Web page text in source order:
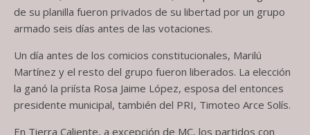
de su planilla fueron privados de su libertad por un grupo
armado seis días antes de las votaciones.
Un día antes de los comicios constitucionales, Marilú
Martínez y el resto del grupo fueron liberados. La elección
la ganó la priísta Rosa Jaime López, esposa del entonces
presidente municipal, también del PRI, Timoteo Arce Solís.
En Tierra Caliente, a excepción de MC, los partidos con